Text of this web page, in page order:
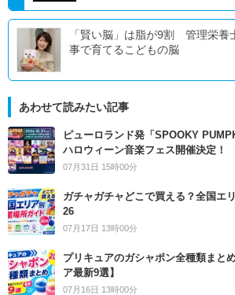
「賢い脳」は脂が9割 管理栄養
事で育てるこどもの脳
あわせて読みたい記事
ピューロランド発「SPOOKY
ハロウィーン音楽フェス開催決定！
07月31日 15時00分
ガチャガチャどこで買える？全国エ
26
07月17日 13時00分
プリキュアのガシャポン全種類まと
ア最新9選】
07月16日 13時00分